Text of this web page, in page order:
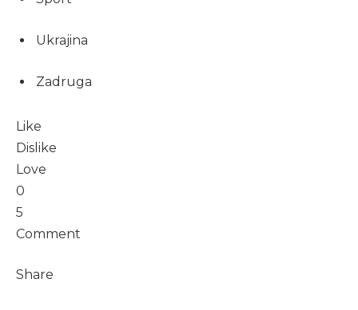
Ukrajina
Zadruga
Like
Dislike
Love
0
5
Comment
Share